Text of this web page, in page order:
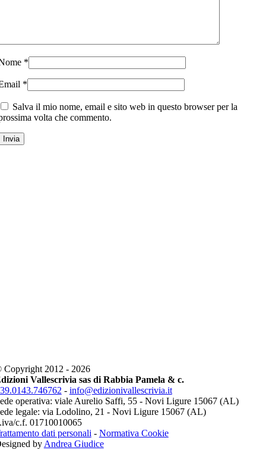
*
*
Salva il mio nome, email e sito web in questo browser per la
volta che commento.
Copyright 2012 - 2026
Vallescrivia sas di Rabbia Pamela & c.
- info@edizionivallescrivia.it
operativa: viale Aurelio Saffi, 55 - Novi Ligure 15067 (AL)
legale: via Lodolino, 21 - Novi Ligure 15067 (AL)
c.f. 01710010065
dati personali- Normativa Cookie
byAndrea Giudice